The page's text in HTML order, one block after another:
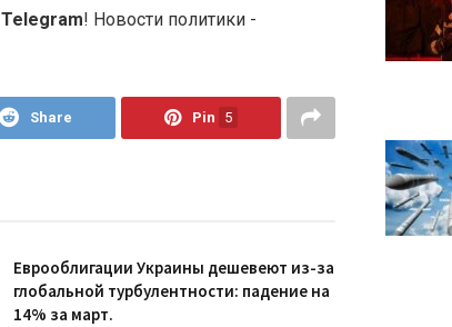
Telegram! Новости политики -
Share Pin 5
Еврооблигации Украины дешевеют из-за
глобальной турбулентности: падение на
14% за март.